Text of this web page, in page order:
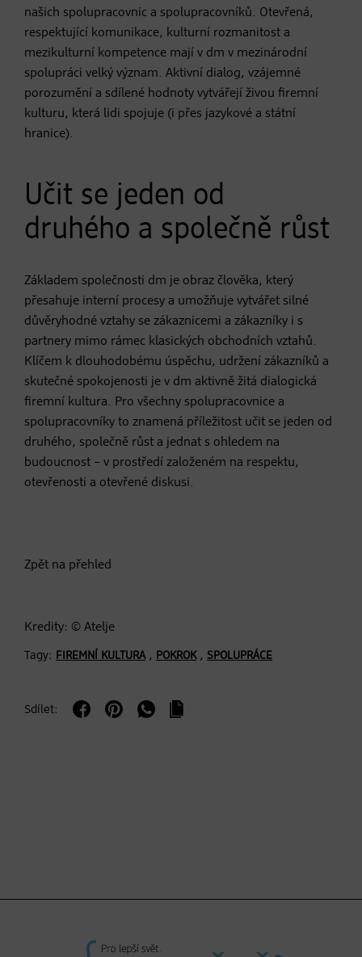
našich spolupracovnic a spolupracovníků. Otevřená,
respektující komunikace, kulturní rozmanitost a
mezikulturní kompetence mají v dm v mezinárodní
spolupráci velký význam. Aktivní dialog, vzájemné
porozumění a sdílené hodnoty vytvářejí živou firemní
kulturu, která lidi spojuje (i přes jazykové a státní
hranice).
Učit se jeden od
druhého a společně růst
Základem společnosti dm je obraz člověka, který
přesahuje interní procesy a umožňuje vytvářet silné
důvěryhodné vztahy se zákaznicemi a zákazníky i s
partnery mimo rámec klasických obchodních vztahů.
Klíčem k dlouhodobému úspěchu, udržení zákazníků a
skutečné spokojenosti je v dm aktivně žitá dialogická
firemní kultura. Pro všechny spolupracovnice a
spolupracovníky to znamená příležitost učit se jeden od
druhého, společně růst a jednat s ohledem na
budoucnost – v prostředí založeném na respektu,
otevřenosti a otevřené diskusi.
Zpět na přehled
Kredity: © Atelje
Tagy: FIREMNÍ KULTURA, POKROK, SPOLUPRÁCE
Sdílet: